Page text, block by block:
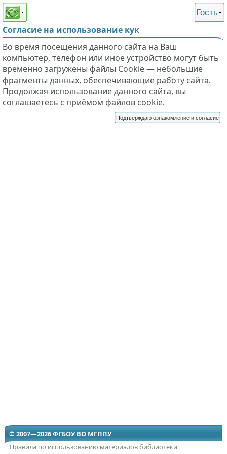
Этот сайт поддерживает
слабовидящих
Гость
Согласие на использование кук
Во время посещения данного сайта на Ваш
компьютер, телефон или иное устройство могут быть
временно загружены файлы Cookie — небольшие
фрагменты данных, обеспечивающие работу сайта.
Продолжая использование данного сайта, вы
соглашаетесь с приёмом файлов cookie.
Подтверждаю ознакомление и согласие
© 2007—2026 ФГБОУ ВО МГППУ
Правила по использованию материалов библиотеки